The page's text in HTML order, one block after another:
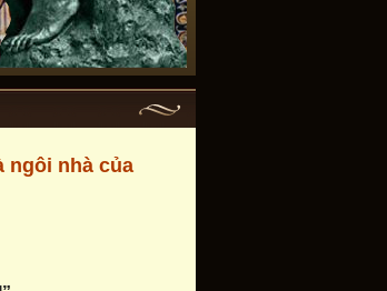
ngôi nhà của